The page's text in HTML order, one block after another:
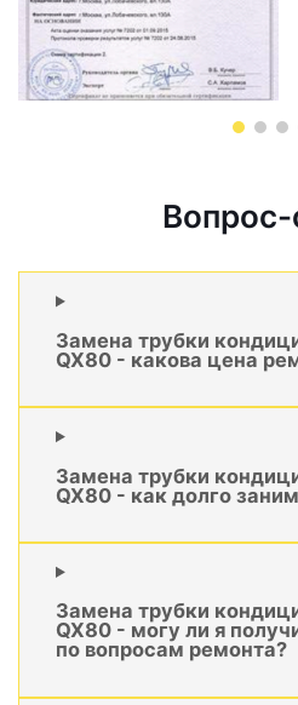
Вопрос-
Замена трубки
QX80 - какова цена
Замена трубки
QX80 - как долго
Замена трубки
QX80 - могу ли я
по вопросам ремонта?